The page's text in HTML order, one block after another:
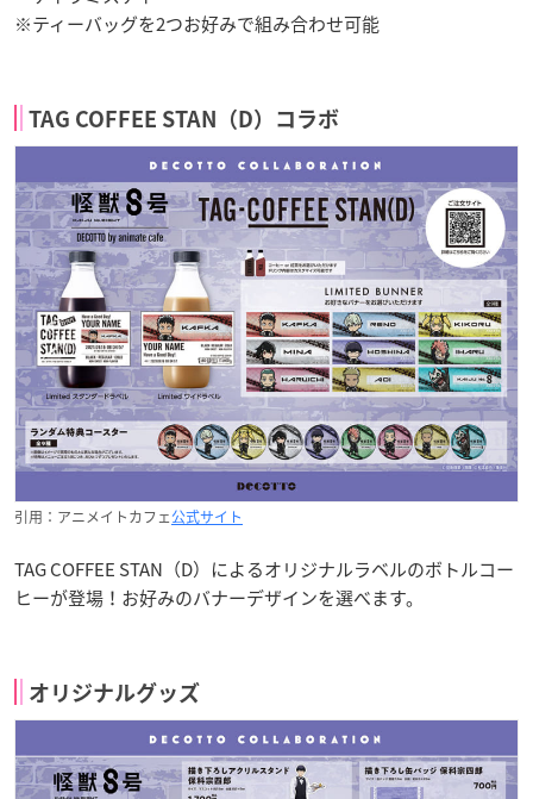
※ティーバッグを2つお好みで組み合わせ可能
TAG COFFEE STAN（D）コラボ
引用：アニメイトカフェ公式サイト
TAG COFFEE STAN（D）によるオリジナルラベルのボトルコー
ヒーが登場！お好みのバナーデザインを選べます。
オリジナルグッズ